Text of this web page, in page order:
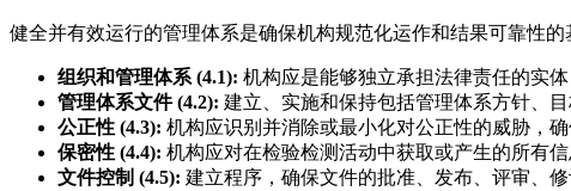
健全并有效运行的管理体系是确保机构规范化运作和结果可靠性的
组织和管理体系 (4.1): 机构应是能够独立承担法律责任的实
管理体系文件 (4.2): 建立、实施和保持包括管理体系方针、
公正性 (4.3): 机构应识别并消除或最小化对公正性的威胁，
保密性 (4.4): 机构应对在检验检测活动中获取或产生的所有信
文件控制 (4.5): 建立程序，确保文件的批准、发布、评审、修